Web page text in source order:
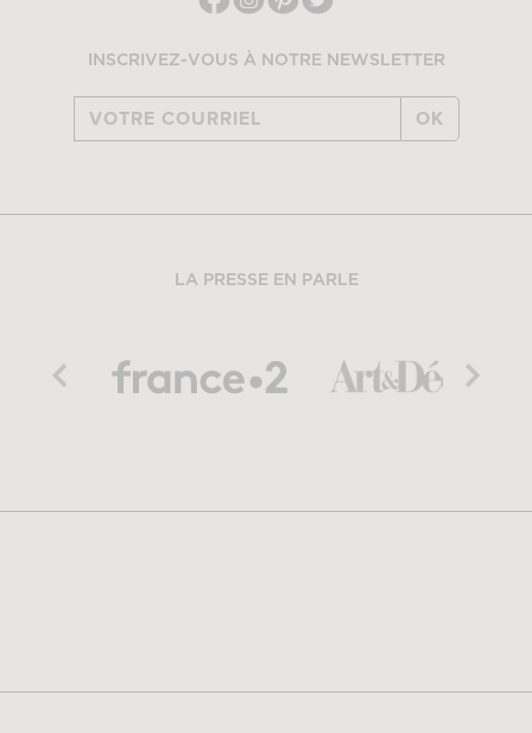
INSCRIVEZ-VOUS À NOTRE NEWSLETTER
OK
LA PRESSE EN PARLE